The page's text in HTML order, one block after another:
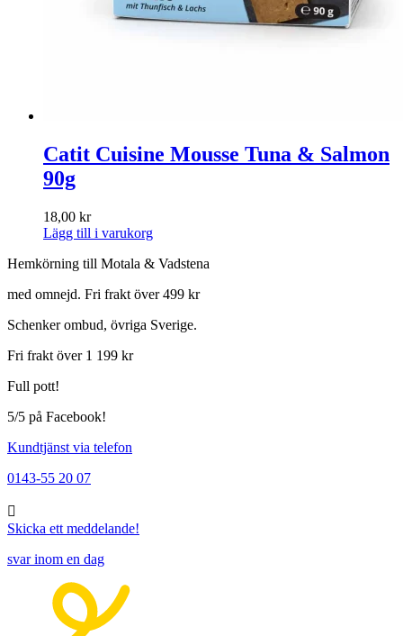
Catit Cuisine Mousse Tuna & Salmon
90g
18,00 kr
Lägg till i varukorg
Hemkörning till Motala & Vadstena
med omnejd. Fri frakt över 499 kr
Schenker ombud, övriga Sverige.
Fri frakt över 1 199 kr
Full pott!
5/5 på Facebook!
Kundtjänst via telefon
0143-55 20 07
Skicka ett meddelande!
svar inom en dag